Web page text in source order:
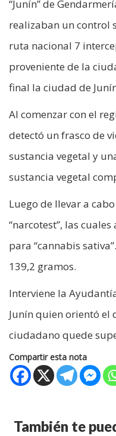
“Junín” de
realizaban un control
ruta nacional 7
proveniente de la
final la ciudad de
Al comenzar con el
detectó un frasco de
sustancia vegetal y
sustancia vegetal
Luego de llevar a
“narcotest”, las
para “cannabis
139,2 gramos.
Interviene la
Junín quien orientó el
ciudadano quede
Compartir esta nota
También te